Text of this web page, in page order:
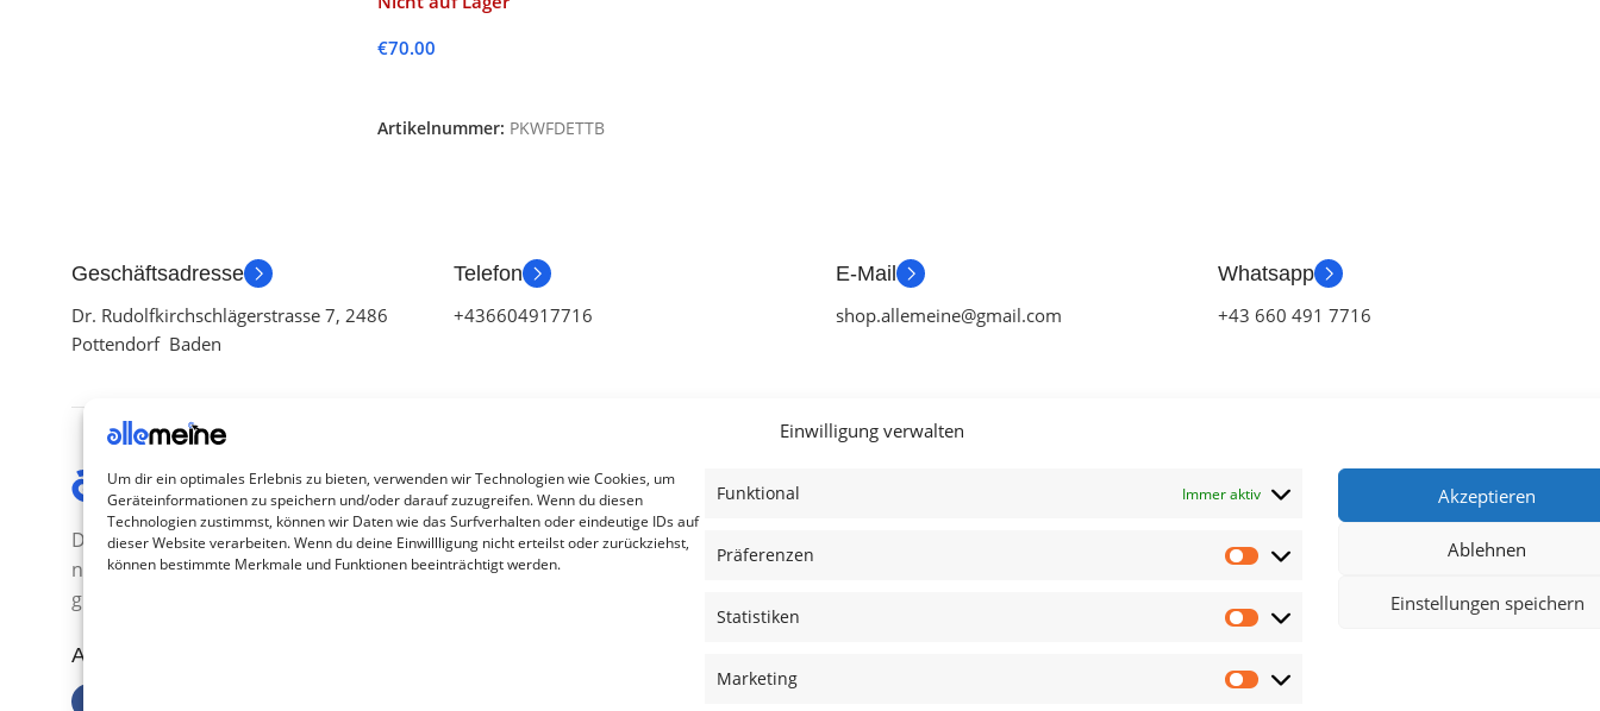
Einwilligung verwalten
Um dir ein optimales Erlebnis zu bieten, verwenden wir Technologien wie Cookies, um
Geräteinformationen zu speichern und/oder darauf zuzugreifen. Wenn du diesen
Technologien zustimmst, können wir Daten wie das Surfverhalten oder eindeutige IDs auf
dieser Website verarbeiten. Wenn du deine Einwillligung nicht erteilst oder zurückziehst,
können bestimmte Merkmale und Funktionen beeinträchtigt werden.
Funktional Immer aktiv
Präferenzen
Statistiken
Marketing
Akzeptieren
Ablehnen
Einstellungen speichern
€70.00
Artikelnummer: PKWFDETTB
Geschäftsadresse
Dr. Rudolfkirchschlägerstrasse 7, 2486
Pottendorf Baden
Telefon
+436604917716
E-Mail
shop.allemeine@gmail.com
Whatsapp
+43 660 491 7716
Die Produkte, die Sie wünschen, aber
nicht erreichen können, sind
gleichzeitig mit der Welt hier.
Abonnieren Sie uns
Kategorien
TV Zubehör
Smartwatch Zubehör
Blog
Lieferung & Rückgabe
Outlet